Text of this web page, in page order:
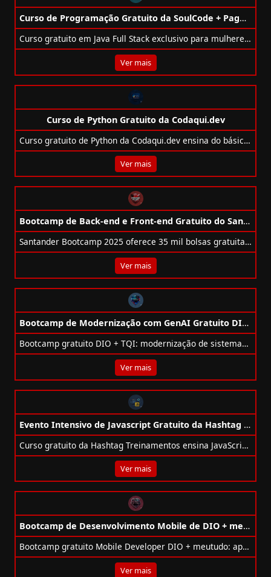
Curso de Programação Gratuito da SoulCode + PagBank
Curso gratuito em Java Full Stack exclusivo para mulheres, oferecido pela SoulCode e PagBank. Inscrições até 18 de julho!
Ver mais
Curso de Python Gratuito da Codaqui.dev
Curso gratuito de Python da Codaqui.dev ensina do básico à orientação a objetos com foco em prática e inclusão digital.
Ver mais
Bootcamp de Back-end e Front-end Gratuito do Santander
Santander Bootcamp 2025 oferece 35 mil bolsas gratuitas em front-end e back-end com Java ou Python, 100h de conteúdo, certificado e prêmios.
Ver mais
Bootcamp de Modernização com GenAI Gratuito DIO + TQI
Bootcamp gratuito DIO + TQI: modernização de sistemas legados com GenAI, AWS, microsserviços e boas práticas de arquitetura.
Ver mais
Evento Intensivo de Javascript Gratuito da Hashtag Treinamentos
Curso gratuito da Hashtag Treinamentos ensina JavaScript com 4 projetos práticos para seu portfólio. De 13 a 16 de outubro, 100% online.
Ver mais
Bootcamp de Desenvolvimento Mobile de DIO + meutudo Gratuito
Bootcamp gratuito Mobile Developer DIO + meutudo: aprenda Node.js, React Native e Typescript com 10 projetos e deploy real!
Ver mais